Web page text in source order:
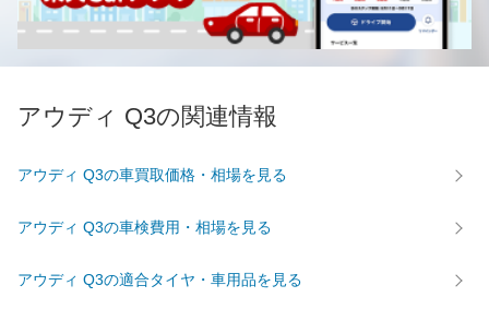
アウディ Q3の関連情報
アウディ Q3の車買取価格・相場を見る
アウディ Q3の車検費用・相場を見る
アウディ Q3の適合タイヤ・車用品を見る